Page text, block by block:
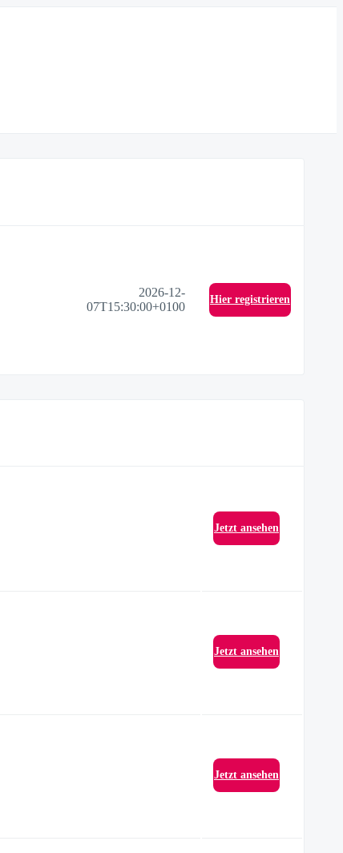
2026-12-
07T15:30:00+0100
Hier registrieren
Jetzt ansehen
Jetzt ansehen
Jetzt ansehen